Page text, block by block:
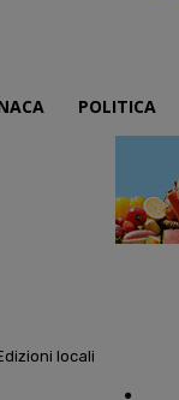
POLITICA
locali